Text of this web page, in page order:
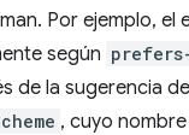
Por ejemplo, el
según
de la sugerencia
, cuyo